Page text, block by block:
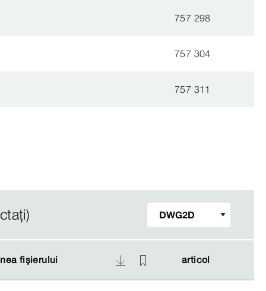
757 298
757 304
757 311
fișierului articol
fișierului articol